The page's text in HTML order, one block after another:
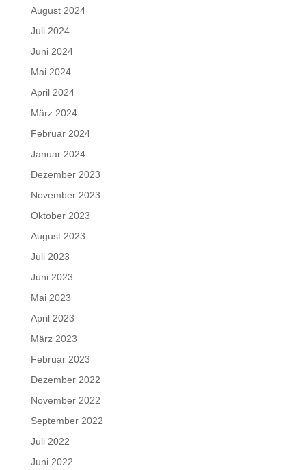
August 2024
Juli 2024
Juni 2024
Mai 2024
April 2024
März 2024
Februar 2024
Januar 2024
Dezember 2023
November 2023
Oktober 2023
August 2023
Juli 2023
Juni 2023
Mai 2023
April 2023
März 2023
Februar 2023
Dezember 2022
November 2022
September 2022
Juli 2022
Juni 2022